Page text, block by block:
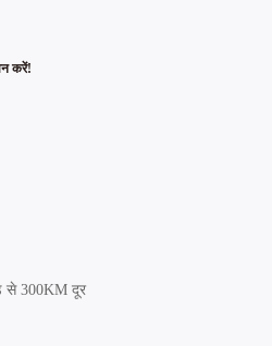
करें!
से 300KM दूर